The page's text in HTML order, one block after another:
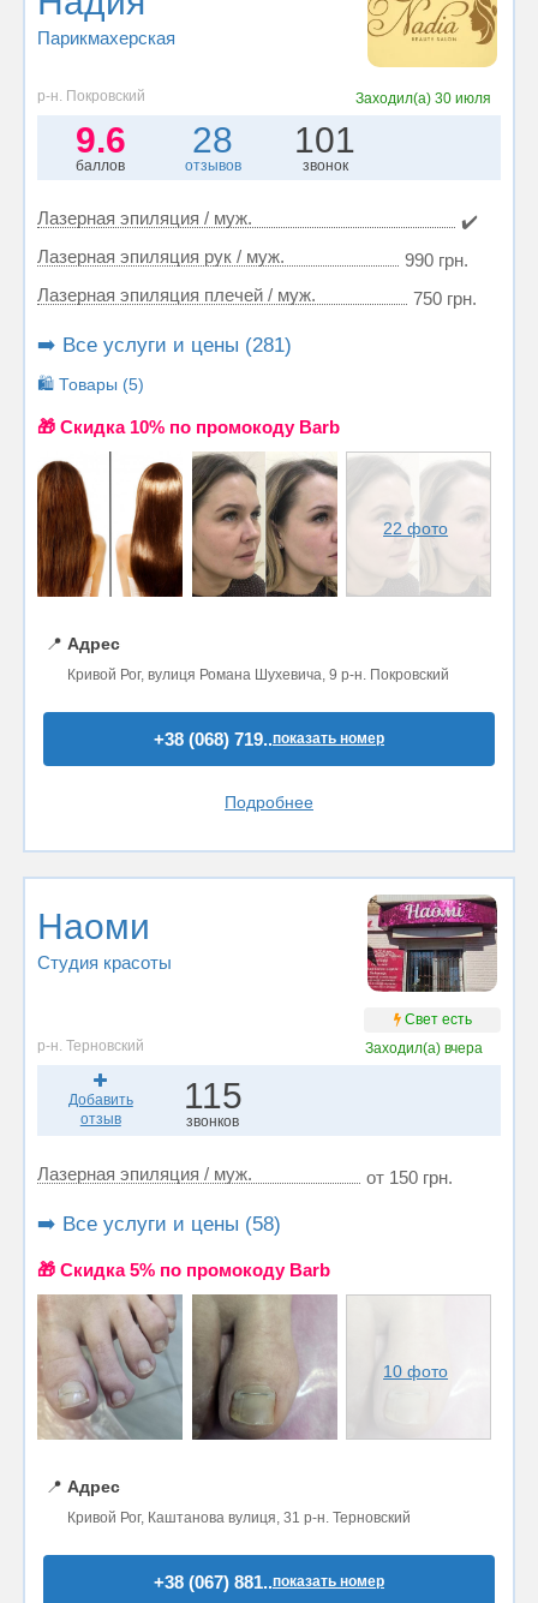
Парикмахерская
р-н. Покровский Заходил(а)30 июля
9.6
баллов
28
отзывов
101
звонок
Лазерная эпиляция / муж.
✔️
Лазерная эпиляция рук / муж.
990 грн.
Лазерная эпиляция плечей / муж.
750 грн.
➡️ Все услуги и цены (281)
🛍️ Товары (5)
🎁 Cкидка 10% по промокоду Barb
22 фото
📍 Адрес
Кривой Рог, вулиця Романа Шухевича, 9 р-н. Покровский
+38 (068) 719..показать номер
Подробнее
Наоми
Студия красоты
Свет есть
р-н. Терновский
Заходил(а) вчера
Добавить
отзыв
115
звонков
Лазерная эпиляция / муж. от 150 грн.
➡️ Все услуги и цены (58)
🎁 Cкидка 5% по промокоду Barb
10 фото
📍 Адрес
Кривой Рог, Каштанова вулиця, 31 р-н. Терновский
+38 (067) 881..показать номер